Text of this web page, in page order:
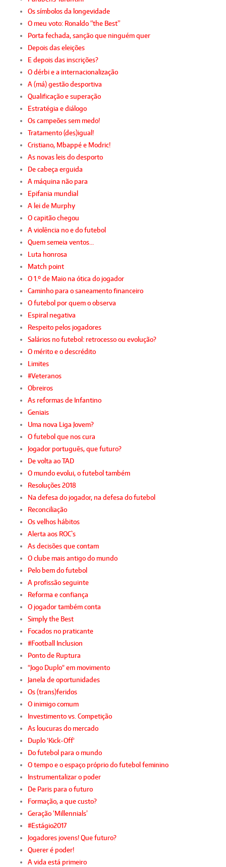
Os símbolos da longevidade
O meu voto: Ronaldo “the Best”
Porta fechada, sanção que ninguém quer
Depois das eleições
E depois das inscrições?
O dérbi e a internacionalização
A (má) gestão desportiva
Qualificação e superação
Estratégia e diálogo
Os campeões sem medo!
Tratamento (des)igual!
Cristiano, Mbappé e Modric!
As novas leis do desporto
De cabeça erguida
A máquina não para
Epifania mundial
A lei de Murphy
O capitão chegou
A violência no e do futebol
Quem semeia ventos…
Luta honrosa
Match point
O 1.º de Maio na ótica do jogador
Caminho para o saneamento financeiro
O futebol por quem o observa
Espiral negativa
Respeito pelos jogadores
Salários no futebol: retrocesso ou evolução?
O mérito e o descrédito
Limites
#Veteranos
Obreiros
As reformas de Infantino
Geniais
Uma nova Liga Jovem?
O futebol que nos cura
Jogador português, que futuro?
De volta ao TAD
O mundo evolui, o futebol também
Resoluções 2018
Na defesa do jogador, na defesa do futebol
Reconciliação
Os velhos hábitos
Alerta aos ROC`s
As decisões que contam
O clube mais antigo do mundo
Pelo bem do futebol
A profissão seguinte
Reforma e confiança
O jogador também conta
Simply the Best
Focados no praticante
#Football Inclusion
Ponto de Ruptura
"Jogo Duplo" em movimento
Janela de oportunidades
Os (trans)feridos
O inimigo comum
Investimento vs. Competição
As loucuras do mercado
Duplo 'Kick-Off'
Do futebol para o mundo
O tempo e o espaço próprio do futebol feminino
Instrumentalizar o poder
De Paris para o futuro
Formação, a que custo?
Geração ‘Millennials’
#Estágio2017
Jogadores jovens! Que futuro?
Querer é poder!
A vida está primeiro